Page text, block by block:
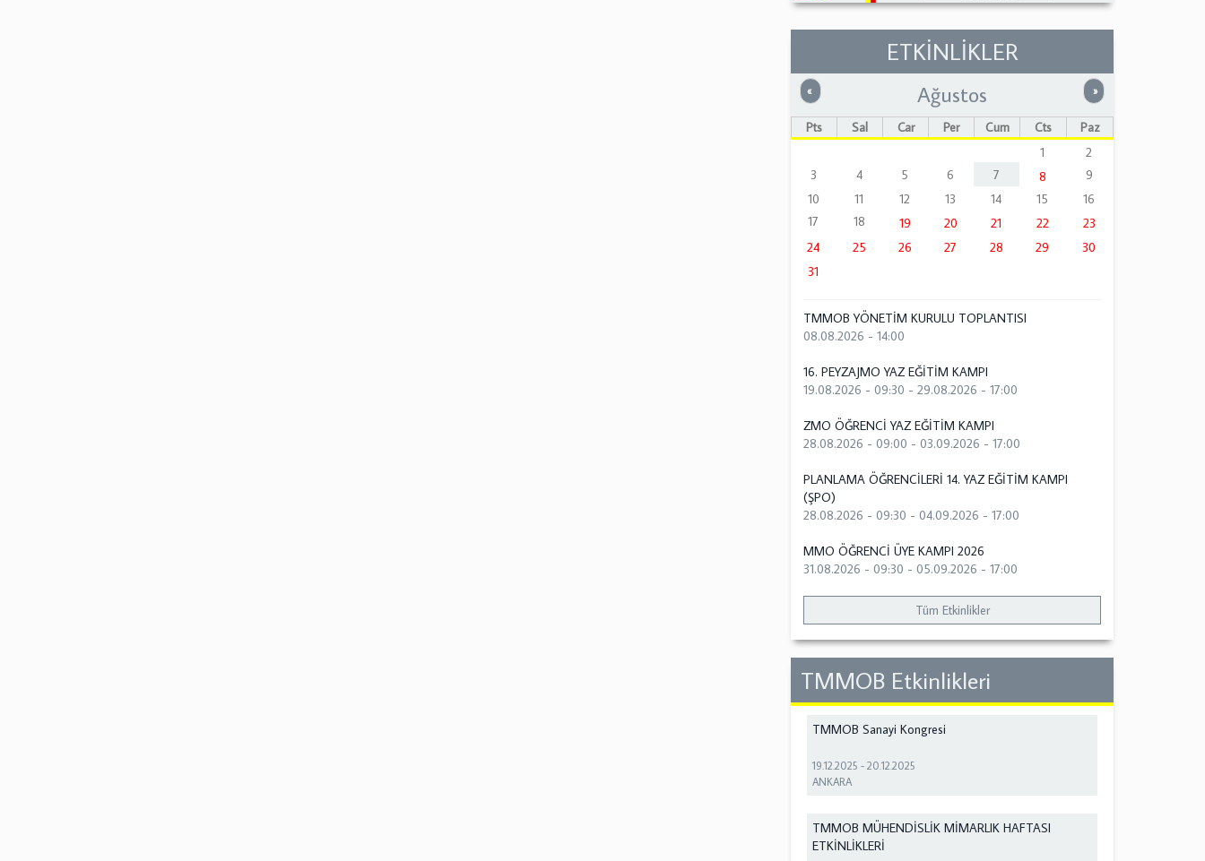
ETKİNLİKLER
« Önceki »Sonraki
Ağustos
Pts Sal Çar Per Cum Cts
Paz
1
2
3
4 5 6 7 8
9
10
11 12 13 14 15
16
17
18 19 20 21 22
23
24
25 26 27 28 29
30
31
TMMOB YÖNETİM KURULU TOPLANTISI
08.08.2026 - 14:00
16. PEYZAJMO YAZ EĞİTİM KAMPI
19.08.2026 - 09:30 -29.08.2026 - 17:00
ZMO ÖĞRENCİ YAZ EĞİTİM KAMPI
28.08.2026 - 09:00 -03.09.2026 - 17:00
PLANLAMA ÖĞRENCİLERİ 14. YAZ EĞİTİM KAMPI
(ŞPO)
28.08.2026 - 09:30 -04.09.2026 - 17:00
MMO ÖĞRENCİ ÜYE KAMPI 2026
31.08.2026 - 09:30 -05.09.2026 - 17:00
Tüm Etkinlikler
TMMOB Etkinlikleri
TMMOB Sanayi Kongresi
19.12.2025 -20.12.2025
ANKARA
TMMOB MÜHENDİSLİK MİMARLIK HAFTASI
ETKİNLİKLERİ